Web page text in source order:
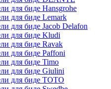
для биде Hansgrohe
для биде Lemark
для биде Jacob Delafon
для биде Kludi
для биде Ravak
для биде Paffoni
для биде Timo
для биде Giulini
для биде TOTO